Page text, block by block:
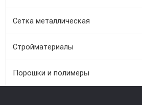
Сетка металлическая
Стройматериалы
Порошки и полимеры